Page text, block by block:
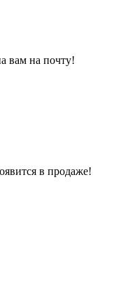
вам на почту!
в продаже!